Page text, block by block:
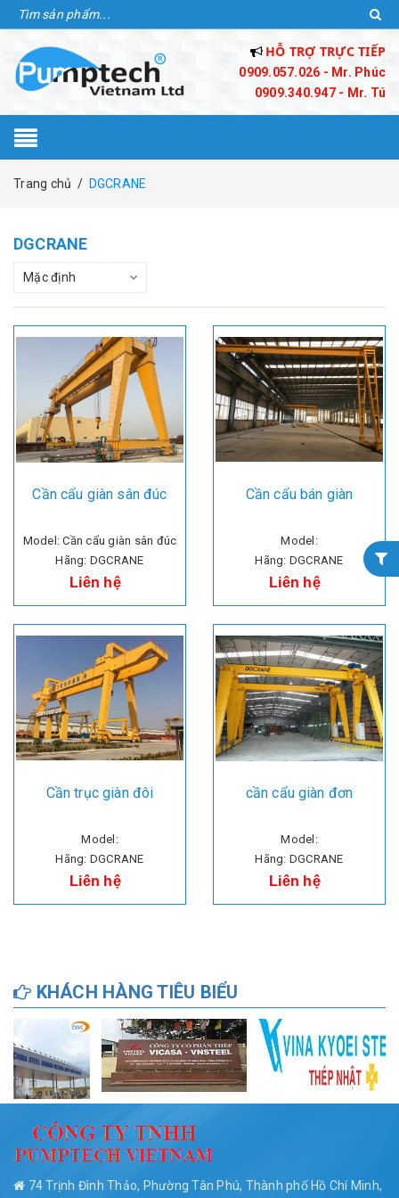
HỖ TRỢ TRỰC TIẾP
0909.057.026 - Mr. Phúc
0909.340.947 - Mr. Tú
Trang chủ / DGCRANE
DGCRANE
Cần cẩu giàn sân đúc
Model: Cần cẩu giàn sân đúc
Hãng: DGCRANE
Liên hệ
Cần cẩu bán giàn
Model:
Hãng: DGCRANE
Liên hệ
Cần trục giàn đôi
Model:
Hãng: DGCRANE
Liên hệ
cần cẩu giàn đơn
Model:
Hãng: DGCRANE
Liên hệ
KHÁCH HÀNG TIÊU BIỂU
74 Trịnh Đình Thảo, Phường Tân Phú, Thành phố Hồ Chí Minh,